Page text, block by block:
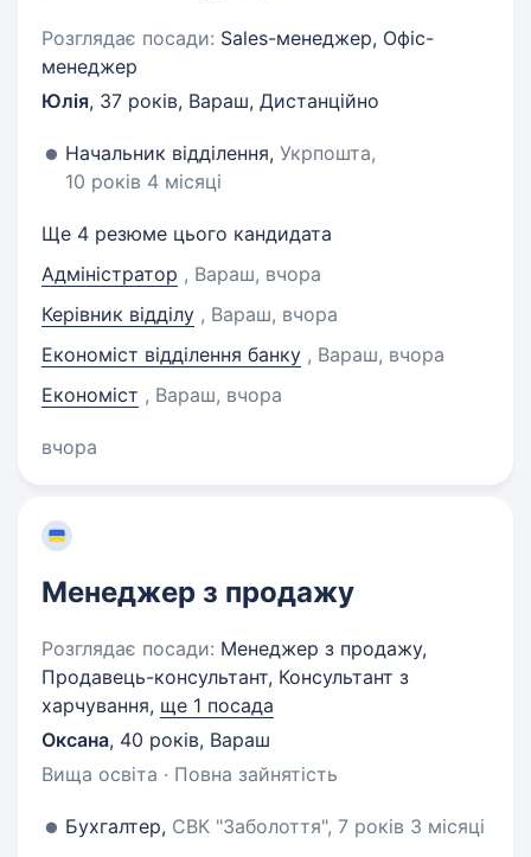
Розглядає посади: Sales-менеджер, Офіс-
менеджер
Юлія, 37 років, Вараш, Дистанційно
Начальник відділення, Укрпошта,
10 років 4 місяці
Ще 4 резюме цього кандидата
Адміністратор , Вараш, вчора
Керівник відділу , Вараш, вчора
Економіст відділення банку , Вараш, вчора
Економіст , Вараш, вчора
вчора
Менеджер з продажу
Розглядає посади: Менеджер з продажу,
Продавець-консультант, Консультант з
харчування, ще 1 посада
Оксана, 40 років, Вараш
Вища освіта · Повна зайнятість
Бухгалтер, СВК "Заболоття", 7 років 3 місяці